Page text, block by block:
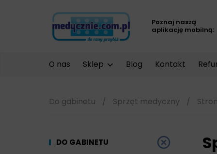
Poznaj naszą
aplikację mobilną:
O nas Sklep Blog Kontakt
Do gabinetu / Sprzęt medyczny /
DO GABINETU